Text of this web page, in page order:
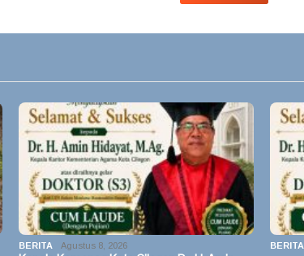
BERITA Agustus 8, 2026 BERITA